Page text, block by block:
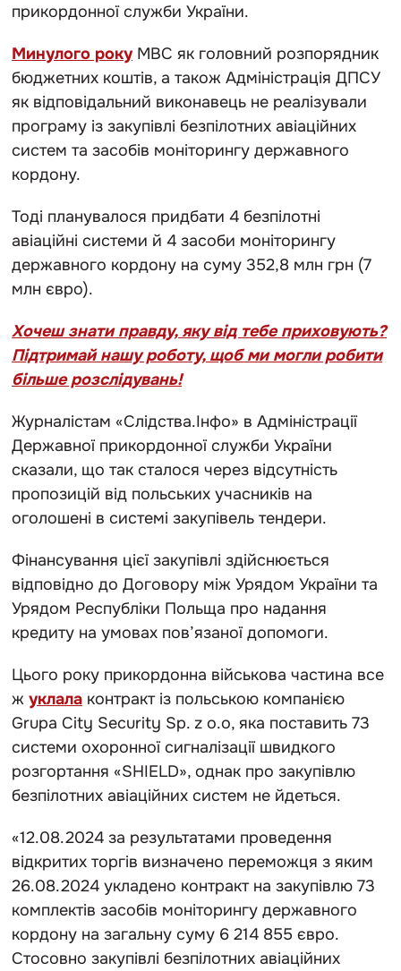
прикордонної служби України.
Минулого року МВС як головний розпорядник
бюджетних коштів, а також Адміністрація ДПСУ
як відповідальний виконавець не реалізували
програму із закупівлі безпілотних авіаційних
систем та засобів моніторингу державного
кордону.
Тоді планувалося придбати 4 безпілотні
авіаційні системи й 4 засоби моніторингу
державного кордону на суму 352,8 млн грн (7
млн євро).
Хочеш знати правду, яку від тебе приховують?
Підтримай нашу роботу, щоб ми могли робити
більше розслідувань!
Журналістам «Слідства.Інфо» в Адміністрації
Державної прикордонної служби України
сказали, що так сталося через відсутність
пропозицій від польських учасників на
оголошені в системі закупівель тендери.
Фінансування цієї закупівлі здійснюється
відповідно до Договору між Урядом України та
Урядом Республіки Польща про надання
кредиту на умовах пов’язаної допомоги.
Цього року прикордонна військова частина все
ж уклала контракт із польською компанією
Grupa City Security Sp. z o.o, яка поставить 73
системи охоронної сигналізації швидкого
розгортання «SHIELD», однак про закупівлю
безпілотних авіаційних систем не йдеться.
«12.08.2024 за результатами проведення
відкритих торгів визначено переможця з яким
26.08.2024 укладено контракт на закупівлю 73
комплектів засобів моніторингу державного
кордону на загальну суму 6 214 855 євро.
Стосовно закупівлі безпілотних авіаційних